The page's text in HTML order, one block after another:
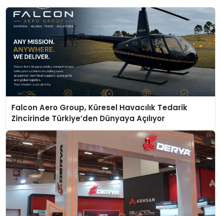
Falcon Aero Group, Küresel Havacılık Tedarik
Zincirinde Türkiye’den Dünyaya Açılıyor